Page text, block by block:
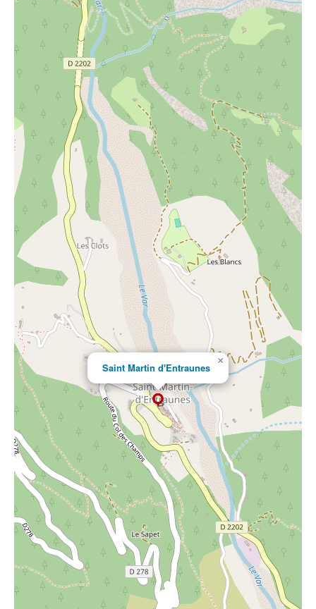
Saint Martin d'Entraunes
×